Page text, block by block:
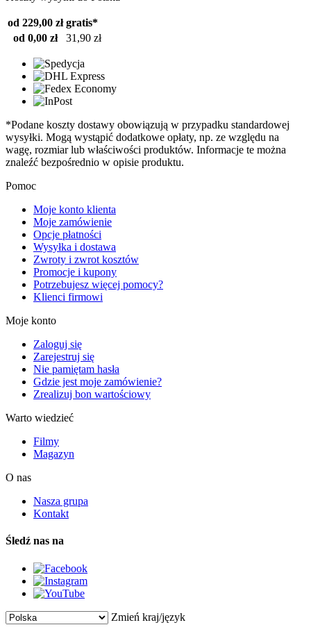
od 229,00 zł gratis*
od 0,00 zł
31,90 zł
*Podane koszty dostawy obowiązują w przypadku standardowej
wysyłki. Mogą wystąpić dodatkowe opłaty, np. ze względu na
wagę, rozmiar lub właściwości produktów. Informacje te można
znaleźć bezpośrednio w opisie produktu.
Pomoc
Moje konto klienta
Moje zamówienie
Opcje płatności
Wysyłka i dostawa
Zwroty i zwrot kosztów
Promocje i kupony
Potrzebujesz więcej pomocy?
Klienci firmowi
Moje konto
Zaloguj się
Zarejestruj się
Nie pamiętam hasła
Gdzie jest moje zamówienie?
Zrealizuj bon wartościowy
Warto wiedzieć
Filmy
Magazyn
O nas
Nasza grupa
Kontakt
Śledź nas na
Zmień kraj/język